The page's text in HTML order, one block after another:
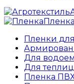
Пленка
Пленки
Для
Для теплиц
Пленка